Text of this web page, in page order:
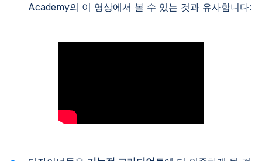
Academy의 이 영상에서 볼 수 있는 것과 유사합니다: